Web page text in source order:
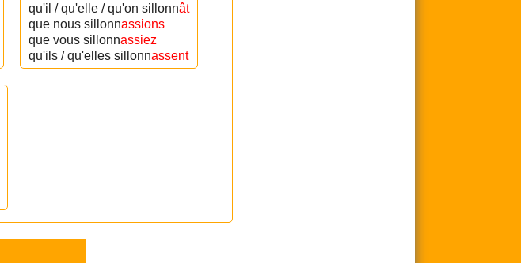
qu'il / qu'elle / qu'on sillonnât
que nous sillonnassions
que vous sillonnassiez
qu'ils / qu'elles sillonnassent